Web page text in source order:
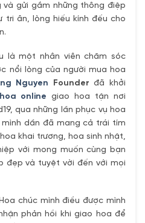
gửi gắm những thông điệp
tri ân, lòng hiếu kính đếu cho
là một nhân viên chăm sóc
nổi lòng của người mua hoa
Nguyen Founder đã khởi
online giao hoa tận nơi
qua những lần phục vụ hoa
dần đã mang cả trái tím
khai trương, hoa sinh nhật,
với mong muốn cùng bạn
đẹp và tuyệt vời đến với mọi
chúc mình điều được mình
phản hồi khi giao hoa để